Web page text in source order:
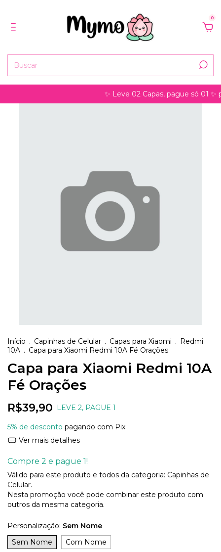
0
✨ Leve 02 Capas, pague só 01 ✨
Início . Capinhas de Celular . Capas para Xiaomi . Redmi
10A . Capa para Xiaomi Redmi 10A Fé Orações
Capa para Xiaomi Redmi 10A
Fé Orações
R$39,90 LEVE 2, PAGUE 1
5% de desconto pagando com Pix
Ver mais detalhes
Compre 2 e pague 1!
Válido para este produto e todos da categoria: Capinhas de
Celular.
Nesta promoção você pode combinar este produto com
outros da mesma categoria.
Personalização: Sem Nome
Sem Nome
Com Nome